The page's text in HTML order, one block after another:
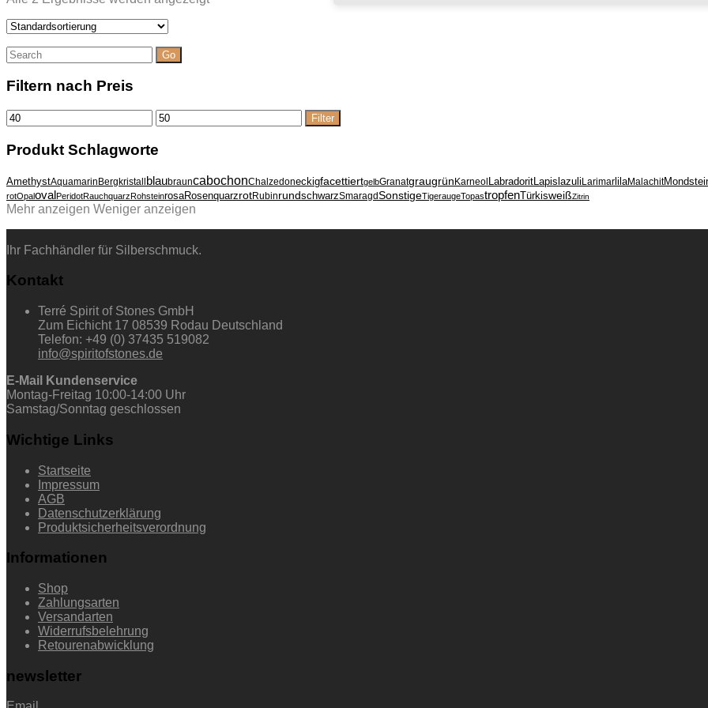
Suche
nach:
Filtern nach Preis
Min.
Preis
Max.
Preis
Filter
Produkt Schlagworte
AmethystAquamarinBergkristall blaubrauncabochonChalzedoneckigfacettiertgelbGranatgraugrünKarneolLabradoritLapislazuliLarimarlilaMalachit
rotOpalovalPeridotRauchquarzRohsteinrosaRosenquarzrotRubinrundschwarzSmaragdSonstigeTigeraugeTopastropfenTürkisweißZitrin
Mehr anzeigen Weniger anzeigen
Ihr Fachhändler für Silberschmuck.
Kontakt
Terré Spirit of Stones GmbH
Zum Eichicht 17 08539 Rodau Deutschland
Telefon: +49 (0) 37435 519082
info@spiritofstones.de
E-Mail Kundenservice
Montag-Freitag 10:00-14:00 Uhr
Samstag/Sonntag geschlossen
Wichtige Links
Startseite
Impressum
AGB
Datenschutzerklärung
Produktsicherheitsverordnung
Informationen
Shop
Zahlungsarten
Versandarten
Widerrufsbelehrung
Retourenabwicklung
newsletter